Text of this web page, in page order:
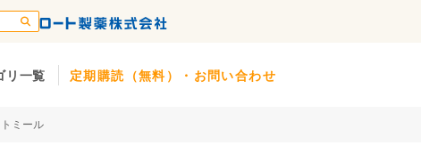
リ一覧 定期購読（無料）・お問い合わせ
ミール